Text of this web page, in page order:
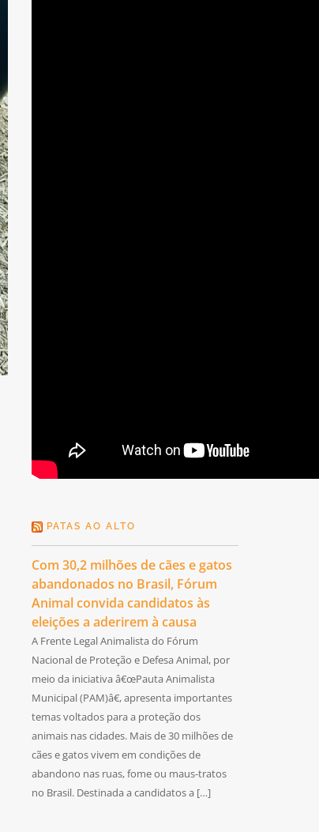
PATAS AO ALTO
Com 30,2 milhões de cães e gatos
abandonados no Brasil, Fórum
Animal convida candidatos às
eleições a aderirem à causa
A Frente Legal Animalista do Fórum
Nacional de Proteção e Defesa Animal, por
meio da iniciativa â€œPauta Animalista
Municipal (PAM)â€, apresenta importantes
temas voltados para a proteção dos
animais nas cidades. Mais de 30 milhões de
cães e gatos vivem em condições de
abandono nas ruas, fome ou maus-tratos
no Brasil. Destinada a candidatos a […]